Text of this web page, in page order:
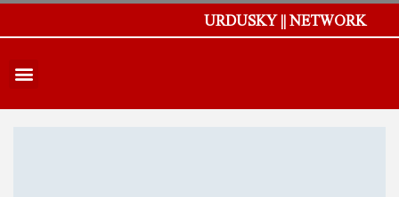
URDUSKY || NETWORK